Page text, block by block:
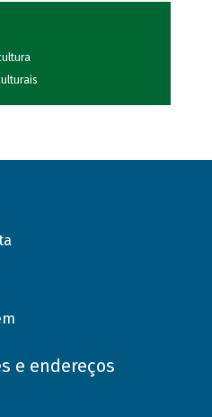
e endereços